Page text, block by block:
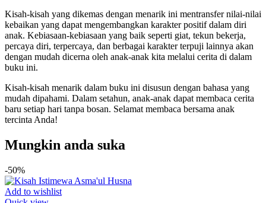
Kisah-kisah yang dikemas dengan menarik ini mentransfer nilai-nilai
kebaikan yang dapat mengembangkan karakter positif dalam diri
anak. Kebiasaan-kebiasaan yang baik seperti giat, tekun bekerja,
percaya diri, terpercaya, dan berbagai karakter terpuji lainnya akan
dengan mudah dicerna oleh anak-anak kita melalui cerita di dalam
buku ini.
Kisah-kisah menarik dalam buku ini disusun dengan bahasa yang
mudah dipahami. Dalam setahun, anak-anak dapat membaca cerita
baru setiap hari tanpa bosan. Selamat membaca bersama anak
tercinta Anda!
Mungkin anda suka
-50%
Add to wishlist